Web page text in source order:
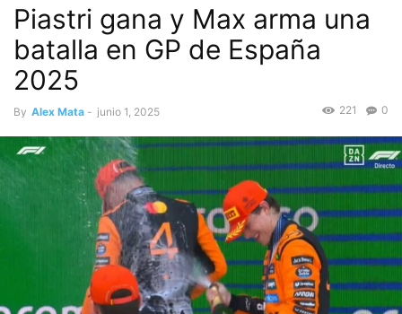
Piastri gana y Max arma una
batalla en GP de España
2025
By Alex Mata - junio 1, 2025 0
221